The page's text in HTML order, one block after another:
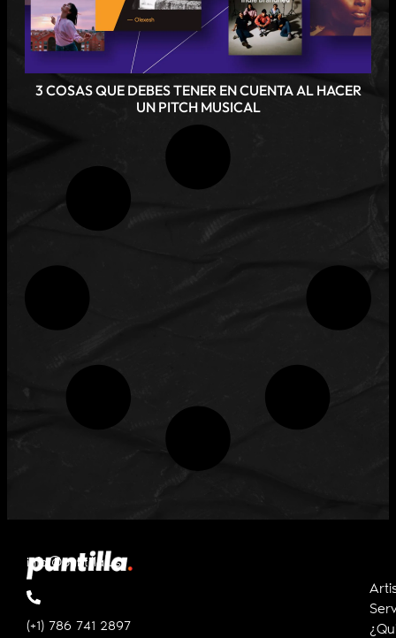
3 COSAS QUE DEBES TENER EN CUENTA AL HACER
UN PITCH MUSICAL
info@puntilla.us
(+1) 786 741 2897